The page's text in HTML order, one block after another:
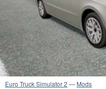
Euro Truck Simulator 2 — Mods